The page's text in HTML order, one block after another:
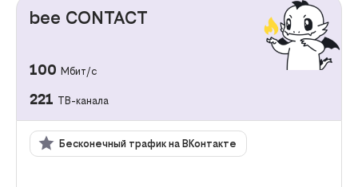
bee CONTACT
100 Мбит/с
221 ТВ-канала
Бесконечный трафик на ВКонтакте